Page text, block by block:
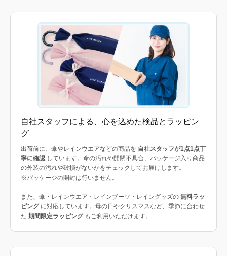
自社スタッフによる、心を込めた検品とラッピン
グ
出荷前に、傘やレインウエアなどの商品を 自社スタッフが1点1点丁
寧に確認しています。傘の汚れや開閉不具合、パッケージ入り商品
の外装の汚れや破損がないかをチェックしてお届けします。
※パッケージの開封は行いません。
また、傘・レインウエア・レインブーツ・レイングッズの 無料ラッ
ピングに対応しています。母の日やクリスマスなど、季節に合わせ
た 期間限定ラッピングもご利用いただけます。